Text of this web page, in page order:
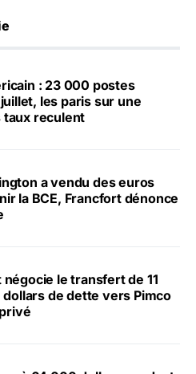
: 23 000 postes
les paris sur une
taux reculent
a vendu des euros
la BCE, Francfort dénonce
le transfert de 11
dollars de dette vers Pimco